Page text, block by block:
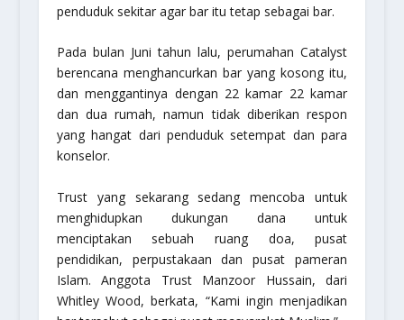
penduduk sekitar agar bar itu tetap sebagai bar.
Pada bulan Juni tahun lalu, perumahan Catalyst
berencana menghancurkan bar yang kosong itu,
dan menggantinya dengan 22 kamar 22 kamar
dan dua rumah, namun tidak diberikan respon
yang hangat dari penduduk setempat dan para
konselor.
Trust yang sekarang sedang mencoba untuk
menghidupkan dukungan dana untuk
menciptakan sebuah ruang doa, pusat
pendidikan, perpustakaan dan pusat pameran
Islam. Anggota Trust Manzoor Hussain, dari
Whitley Wood, berkata, “Kami ingin menjadikan